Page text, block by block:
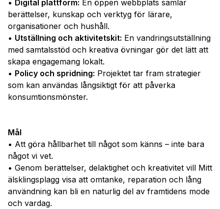
• Digital plattform: En öppen webbplats samlar
berättelser, kunskap och verktyg för lärare,
organisationer och hushåll.
• Utställning och aktivitetskit: En vandringsutställning
med samtalsstöd och kreativa övningar gör det lätt att
skapa engagemang lokalt.
• Policy och spridning: Projektet tar fram strategier
som kan användas långsiktigt för att påverka
konsumtionsmönster.
Mål
• Att göra hållbarhet till något som känns – inte bara
något vi vet.
• Genom berättelser, delaktighet och kreativitet vill Mitt
älsklingsplagg visa att omtanke, reparation och lång
användning kan bli en naturlig del av framtidens mode
och vardag.